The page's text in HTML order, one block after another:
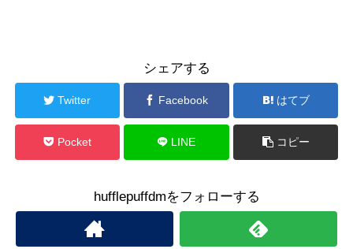
シェアする
Twitter Facebook はてブ
Pocket LINE コピー
hufflepuffdmをフォローする